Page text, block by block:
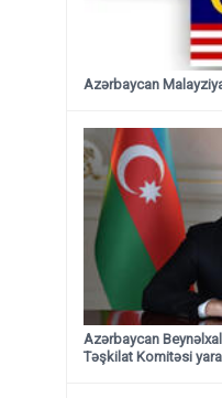
Azərbaycan
Azərbaycan
Təşkilat Komitəsi